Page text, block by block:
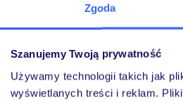
Zgoda
Szanujemy Twoją prywatność
Używamy technologii takich jak
wyświetlanych treści i reklam.
W obiekcie znajduje się strefa
1
Sauna